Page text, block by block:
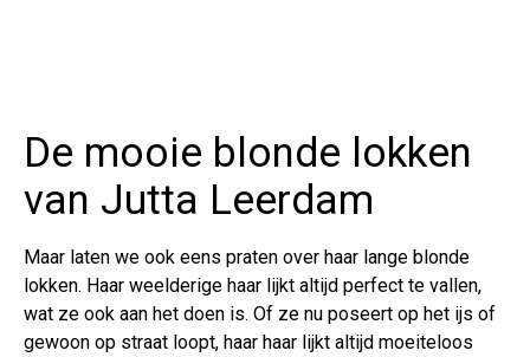
De mooie blonde lokken
van Jutta Leerdam
Maar laten we ook eens praten over haar lange blonde
lokken. Haar weelderige haar lijkt altijd perfect te vallen,
wat ze ook aan het doen is. Of ze nu poseert op het ijs of
gewoon op straat loopt, haar haar lijkt altijd moeiteloos